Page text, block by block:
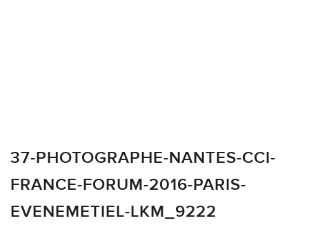
37-PHOTOGRAPHE-NANTES-CCI-
FRANCE-FORUM-2016-PARIS-
EVENEMETIEL-LKM_9222